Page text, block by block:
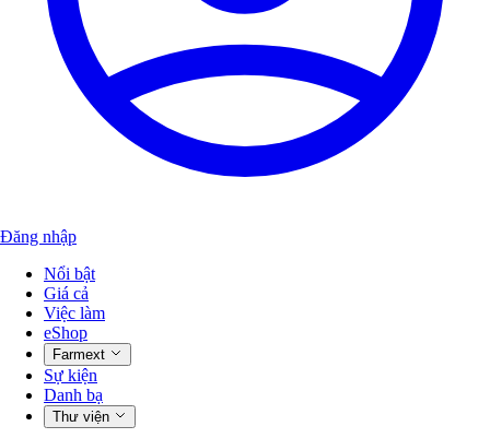
Đăng nhập
Nổi bật
Giá cả
Việc làm
eShop
Farmext
Sự kiện
Danh bạ
Thư viện